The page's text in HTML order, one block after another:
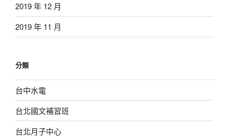
2019 年 12 月
2019 年 11 月
分類
台中水電
台北國文補習班
台北月子中心